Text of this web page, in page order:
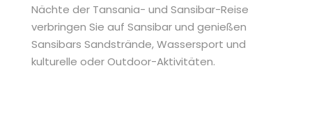
Nächte der Tansania- und Sansibar-Reise
verbringen Sie auf Sansibar und genießen
Sansibars Sandstrände, Wassersport und
kulturelle oder Outdoor-Aktivitäten.